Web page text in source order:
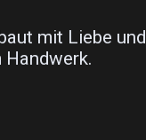
mit Liebe und